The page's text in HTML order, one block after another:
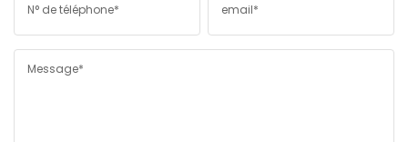
N° de téléphone* email*
Message*